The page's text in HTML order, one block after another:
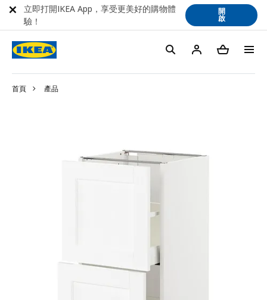
首頁 產品
立即打開IKEA App，享受更美好的購物體
驗！
開
啟